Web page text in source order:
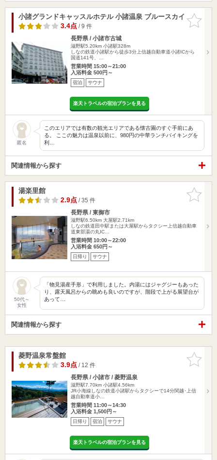
お気に入
りに追加
小諸グランドキャッスルホテル 小諸温泉 ブルースカイ
3.4点/ 9 件
長野県 / 小諸市古城
滋野駅5.20km 小諸駅328m
しなの鉄道小諸駅から徒歩3分上信越自動車道小諸ICから
国道141号、…
営業時間 15:00～21:00
入浴料金 500円～
宿泊 サウナ
楽天トラベルの宿泊プランを見る
匿名
このエリアでは有数の観光エリアである懐古園のすぐ手前にあ
る。 ここの魅力は温泉以前に、980円の中華ランチバイキングを
利…
関連情報から探す
お気に入
りに追加
湯楽里館
2.9点/ 35 件
長野県 / 東御市
滋野駅6.50km 大屋駅2.71km
しなの鉄道田中駅または大屋駅からタクシー上信越自動車
道東部湯の丸IC…
営業時間 10:00～22:00
入浴料金 650円～
日帰り サウナ
50代～
女性
「物見湯産手形」で利用しました。内湯にはジャグジーもあった
り、露天風呂からの眺めも良いのですが、階段で上がる展望台が
あって…
関連情報から探す
お気に入
りに追加
菱野温泉常盤館
3.9点/ 12 件
長野県 / 小諸市 / 菱野温泉
滋野駅7.70km 小諸駅4.56km
JR小海線しなの鉄道小諸駅からタクシーで14分関越･上信
越自動車道小…
営業時間 11:00～14:30
入浴料金 1,500円～
日帰り 宿泊 サウナ
楽天トラベルの宿泊プランを見る